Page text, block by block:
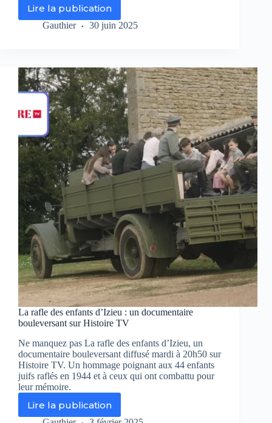
Lire la publication
“L’irréparable”
:
Vel
d’Hiv
décrypté
dans
un
documentaire
inédit
bouleversant
sur
LCP
à
20h30
Gauthier 30 juin 2025
La rafle des enfants d’Izieu : un documentaire
bouleversant sur Histoire TV
Ne manquez pas La rafle des enfants d’Izieu, un
documentaire bouleversant diffusé mardi à 20h50 sur
Histoire TV. Un hommage poignant aux 44 enfants
juifs raflés en 1944 et à ceux qui ont combattu pour
leur mémoire.
Lire la publication
La